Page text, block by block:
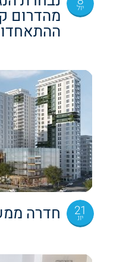
יול מהדרום
21
יונ חדרה